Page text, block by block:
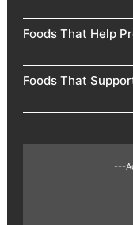
Foods That Help
Foods That
---